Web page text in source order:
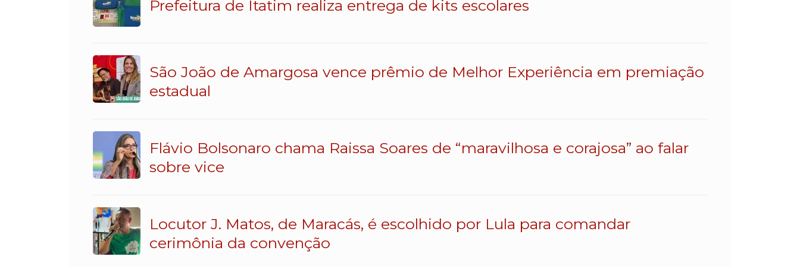
Prefeitura de Itatim realiza entrega de kits escolares
São João de Amargosa vence prêmio de Melhor Experiência em premiação
estadual
Flávio Bolsonaro chama Raissa Soares de “maravilhosa e corajosa” ao falar
sobre vice
Locutor J. Matos, de Maracás, é escolhido por Lula para comandar
cerimônia da convenção